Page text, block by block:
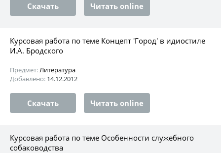
Скачать Читать online
Курсовая работа по теме Концепт 'Город' в идиостиле
И.А. Бродского
Предмет:Литература
Добавлено: 14.12.2012
Скачать Читать online
Курсовая работа по теме Особенности служебного
собаководства